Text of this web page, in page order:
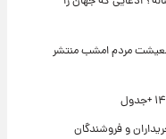
معیشت مردم امشب منتشر
و فروشندگان